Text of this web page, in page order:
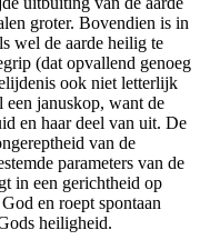
groter. Bovendien is in
wel de aarde heilig te
(dat opvallend genoeg
ook niet letterlijk
een januskop, want de
en haar deel van uit. De
van de
parameters van de
in een gerichtheid op
en roept spontaan
heiligheid.